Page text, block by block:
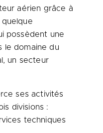
aérien grâce à
possèdent une
le domaine du
un secteur
ses activités
divisions :
techniques